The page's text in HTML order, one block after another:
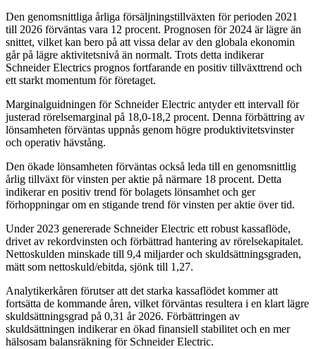
Den genomsnittliga årliga försäljningstillväxten för perioden 2021
till 2026 förväntas vara 12 procent. Prognosen för 2024 är lägre än
snittet, vilket kan bero på att vissa delar av den globala ekonomin
går på lägre aktivitetsnivå än normalt. Trots detta indikerar
Schneider Electrics prognos fortfarande en positiv tillväxttrend och
ett starkt momentum för företaget.
Marginalguidningen för Schneider Electric antyder ett intervall för
justerad rörelsemarginal på 18,0-18,2 procent. Denna förbättring av
lönsamheten förväntas uppnås genom högre produktivitetsvinster
och operativ hävstång.
Den ökade lönsamheten förväntas också leda till en genomsnittlig
årlig tillväxt för vinsten per aktie på närmare 18 procent. Detta
indikerar en positiv trend för bolagets lönsamhet och ger
förhoppningar om en stigande trend för vinsten per aktie över tid.
Under 2023 genererade Schneider Electric ett robust kassaflöde,
drivet av rekordvinsten och förbättrad hantering av rörelsekapitalet.
Nettoskulden minskade till 9,4 miljarder och skuldsättningsgraden,
mätt som nettoskuld/ebitda, sjönk till 1,27.
Analytikerkåren förutser att det starka kassaflödet kommer att
fortsätta de kommande åren, vilket förväntas resultera i en klart lägre
skuldsättningsgrad på 0,31 år 2026. Förbättringen av
skuldsättningen indikerar en ökad finansiell stabilitet och en mer
hälsosam balansräkning för Schneider Electric.